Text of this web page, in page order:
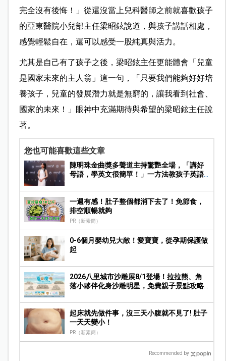
完全沒有後悔！」從還沒當上兒科醫師之前就喜歡孩子
的亞東醫院小兒部主任梁昭鉉說道， 與孩子講話相處，
感覺輕鬆自在，還可以感受一股純真與活力。
尤其是自己有了孩子之後， 梁昭鉉主任更能體會「兒童
是國家未來的主人翁」這一句，「只要我們能夠好好培
養孩子，兒童的發展潛力就是無窮的，讓我看到社會、
國家的未來！」眼神中充滿期待與希望的梁昭鉉主任說
著。
您也可能喜歡這些文章
陳明珠金曲獎多聲道主持驚艷全場，「講好
母語，學英文很簡單！」一方法教孩子英語
一週有感！肚子整個都消下去了！免節食，
排空順暢就夠
PR（新素簡）
0-6個月嬰幼兒大敵！愛寶寶，從孕期保護做
起
2026八里城市沙雕展8/1登場！拉拉熊、角
落小夥伴化身沙雕明星，免費親子景點攻略
起床就先做件事，沒三天小腹就不見了! 肚子
一天天變小！
PR（新素簡）
Recommended by